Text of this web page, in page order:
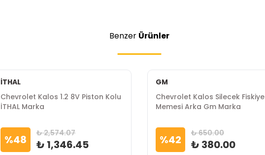
Benzer Ürünler
İTHAL
Chevrolet Kalos 1.2 8V Piston Kolu
İTHAL Marka
%48 ₺ 2,574.07
₺ 1,346.45
GM
Chevrolet Kalos Silecek Fiskiye
Memesi Arka Gm Marka
%42 ₺ 650.00
₺ 380.00